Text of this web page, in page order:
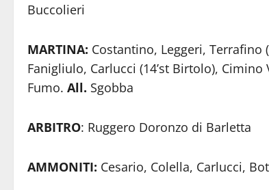
Buccolieri
MARTINA: Costantino, Leggeri, Terrafino
Fanigliulo, Carlucci (14’st Birtolo),
Fumo. All. Sgobba
ARBITRO: Ruggero Doronzo di Barletta
AMMONITI: Cesario, Colella, Carlucci,